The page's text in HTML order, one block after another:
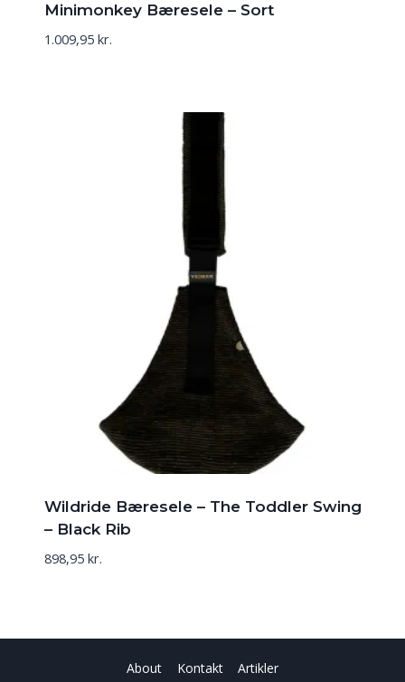
Minimonkey Bæresele – Sort
1.009,95 kr.
Wildride Bæresele – The Toddler Swing
– Black Rib
898,95 kr.
About Kontakt Artikler